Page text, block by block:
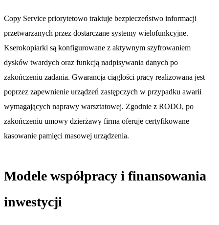
Copy Service priorytetowo traktuje bezpieczeństwo informacji
przetwarzanych przez dostarczane systemy wielofunkcyjne.
Kserokopiarki są konfigurowane z aktywnym szyfrowaniem
dysków twardych oraz funkcją nadpisywania danych po
zakończeniu zadania. Gwarancja ciągłości pracy realizowana jest
poprzez zapewnienie urządzeń zastępczych w przypadku awarii
wymagających naprawy warsztatowej. Zgodnie z RODO, po
zakończeniu umowy dzierżawy firma oferuje certyfikowane
kasowanie pamięci masowej urządzenia.
Modele współpracy i finansowania
inwestycji